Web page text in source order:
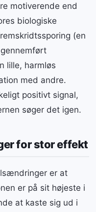
motiverende end
biologiske
(en
lille, harmløs
med andre.
positivt signal,
søger det igen.
for stor effekt
er at
er på sit højeste i
at kaste sig ud i